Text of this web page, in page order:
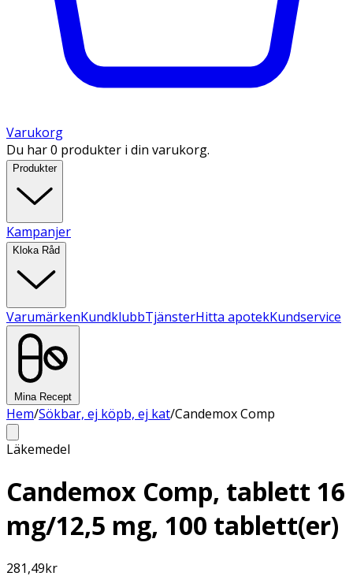
Varukorg
Du har 0 produkter i din varukorg.
Produkter
Kampanjer
Kloka Råd
VarumärkenKundklubbTjänsterHitta apotekKundservice
Mina Recept
Hem/Sökbar, ej köpb, ej kat/Candemox Comp
Läkemedel
Candemox Comp, tablett 16
mg/12,5 mg, 100 tablett(er)
281,49kr